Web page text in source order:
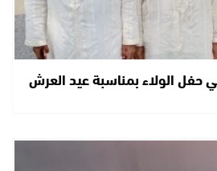
حفل الولاء بمناسبة عيد العرش